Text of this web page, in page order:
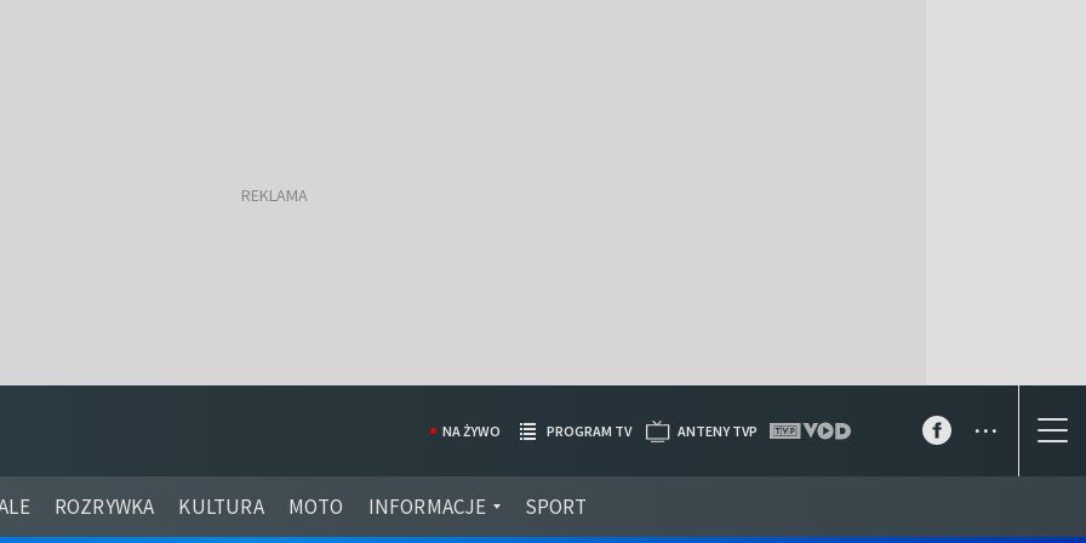
ROZRYWKA KULTURA MOTO INFORMACJE SPORT
NA ŻYWO PROGRAM TV ANTENY TVP ...